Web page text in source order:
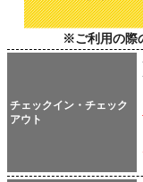
※ご利用の際
チェックイン・チェック
アウト